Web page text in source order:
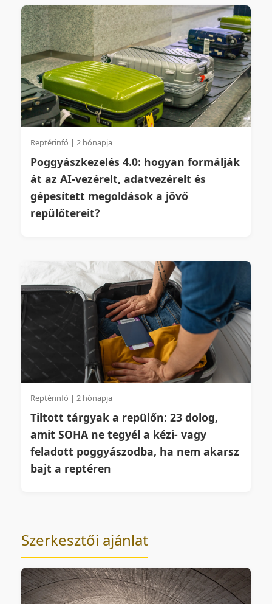
Reptérinfó | 2 hónapja
Poggyászkezelés 4.0: hogyan formálják
át az AI‑vezérelt, adatvezérelt és
gépesített megoldások a jövő
repülőtereit?
Reptérinfó | 2 hónapja
Tiltott tárgyak a repülőn: 23 dolog,
amit SOHA ne tegyél a kézi- vagy
feladott poggyászodba, ha nem akarsz
bajt a reptéren
Szerkesztői ajánlat